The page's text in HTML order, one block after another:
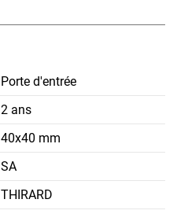
Porte d'entrée
2 ans
40x40 mm
SA
THIRARD